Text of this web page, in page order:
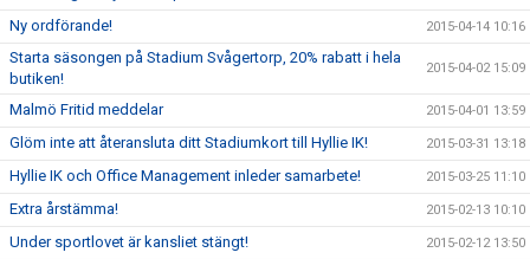
Ny ordförande! 2015-04-14 10:16
Starta säsongen på Stadium Svågertorp, 20% rabatt i hela
butiken!
2015-04-02 15:09
Malmö Fritid meddelar 2015-04-01 13:59
Glöm inte att återansluta ditt Stadiumkort till Hyllie IK! 2015-03-31 13:18
Hyllie IK och Office Management inleder samarbete! 2015-03-25 11:10
Extra årstämma! 2015-02-13 10:10
Under sportlovet är kansliet stängt! 2015-02-12 13:50